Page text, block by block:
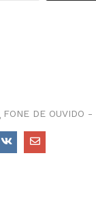
FONE DE OUVIDO